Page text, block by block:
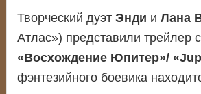
Творческий дуэт Энди и Лана
Атлас») представили трейлер
«Восхождение Юпитер»/
фэнтезийного боевика